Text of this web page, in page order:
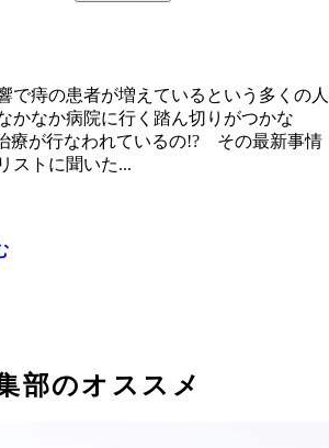
で痔の患者が増えているという多くの人
かなか病院に行く踏ん切りがつかな
療が行なわれているの!? その最新事情
ストに聞いた...
部のオススメ